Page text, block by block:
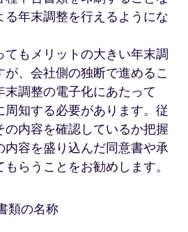
打
つ
る年末調整を行えるようにな
てもメリットの大きい年末調
、会社側の独断で進めるこ
末調整の電子化にあたって
周知する必要があります。従
内容を確認しているか把握
容を盛り込んだ同意書や承
らうことをお勧めします。
類の名称